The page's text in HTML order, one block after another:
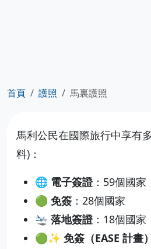
首頁 護照 馬裏護照
馬利公民在國際旅行中享有
料)：
🌐 電子簽證：59個國家
🟢 免簽 ：28個國家
🛬 落地簽證：18個國家
🟢✨ 免簽（EASE 計畫）